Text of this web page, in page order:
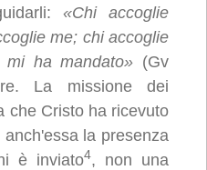
«Chi accoglie
me; chi accoglie
ha mandato» (Gv
La missione dei
che Cristo ha ricevuto
la presenza
è inviato4, non una